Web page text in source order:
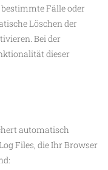
Fälle oder
Löschen der
Bei der
dieser
automatisch
Files, die Ihr Browser